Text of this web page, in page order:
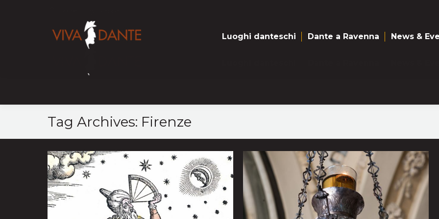
Tag Archives: Firenze
Luoghi danteschi Dante a Ravenna News &